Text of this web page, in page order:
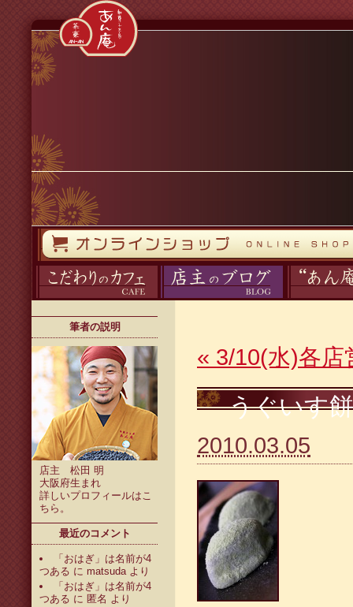
筆者の説明
店主 松田 明
大阪府生まれ
詳しいプロフィールはこ
ちら 。
最近のコメント
「おはぎ」は名前が4
つある に matsudaより
「おはぎ」は名前が4
つある に 匿名 より
« 3/10(水)各
うぐいす餅
2010.03.05